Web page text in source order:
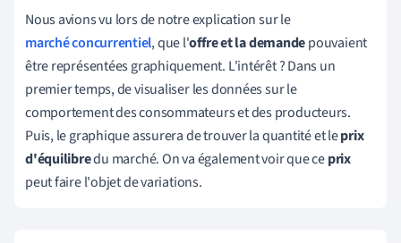
Nous avions vu lors de notre explication sur le
marché concurrentiel, que l'offre et la demandepouvaient
être représentées graphiquement. L'intérêt ? Dans un
premier temps, de visualiser les données sur le
comportement des consommateurs et des producteurs.
Puis, le graphique assurera de trouver la quantité et leprix
d'équilibredu marché. On va également voir que ceprix
peut faire l'objet de variations.